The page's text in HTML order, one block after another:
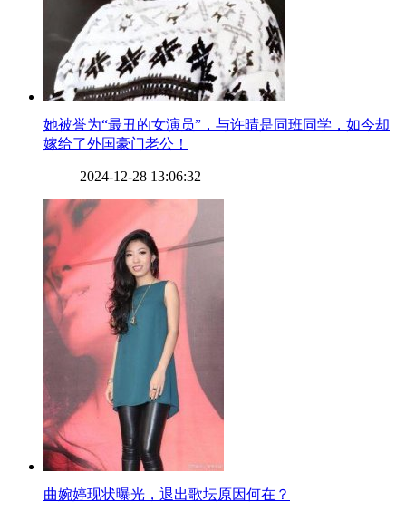
​她被誉为“最丑的女演员”，与许晴是同班同学，如今却
嫁给了外国豪门老公！
2024-12-28 13:06:32
​曲婉婷现状曝光，退出歌坛原因何在？